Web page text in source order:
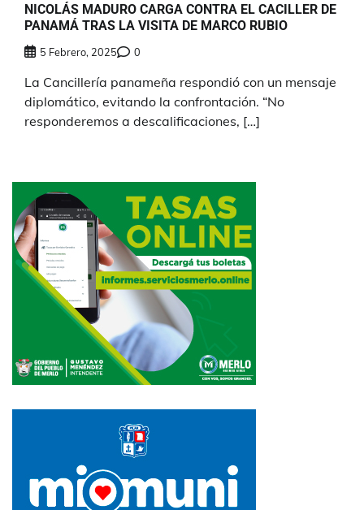
NICOLÁS MADURO CARGA CONTRA EL CACILLER DE
PANAMÁ TRAS LA VISITA DE MARCO RUBIO
5 Febrero, 2025 0
La Cancillería panameña respondió con un mensaje
diplomático, evitando la confrontación. “No
responderemos a descalificaciones, […]